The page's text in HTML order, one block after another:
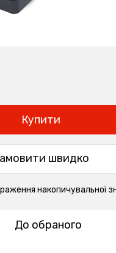
Купити
швидко
накопичувальної
До обраного